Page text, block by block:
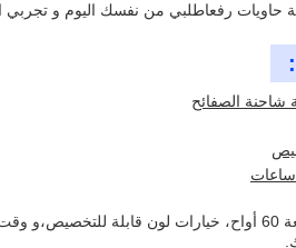
حاويات رفعاطلبي من نفسك اليوم و تجربي
شاحنة الصفائح